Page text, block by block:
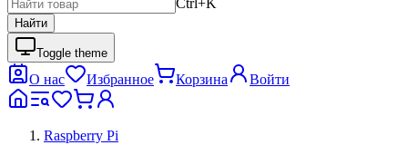
Ctrl+K
Найти
Toggle theme
О нас Избранное Корзина Войти
Raspberry Pi